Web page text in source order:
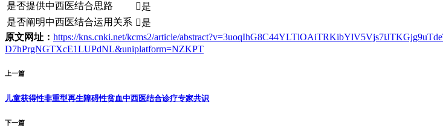
是否提供中西医结合思路
是
是否阐明中西医结合运用关系 是
原文网址： https://kns.cnki.net/kcms2/article/
D7hPrgNGTXcE1LUPdNL&uniplatform=NZKPT
上一篇
儿童获得性非重型再生障碍性贫血中西医结合诊疗专家共识
下一篇